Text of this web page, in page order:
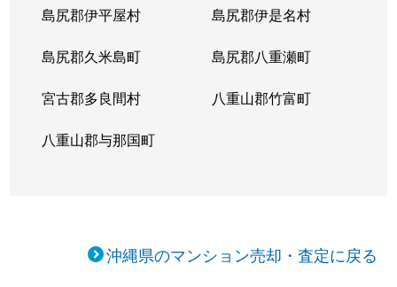
島尻郡伊平屋村 島尻郡伊是名村
島尻郡久米島町 島尻郡八重瀬町
宮古郡多良間村 八重山郡竹富町
八重山郡与那国町
沖縄県のマンション売却・査定に戻る